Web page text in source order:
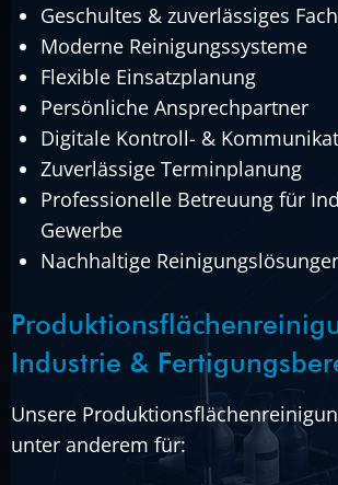
Geschultes & zuverlässiges
Moderne Reinigungssysteme
Flexible Einsatzplanung
Persönliche Ansprechpartner
Digitale Kontroll- &
Zuverlässige Terminplanung
Professionelle Betreuung für
Gewerbe
Nachhaltige
Industrie &
Unsere
unter anderem für: